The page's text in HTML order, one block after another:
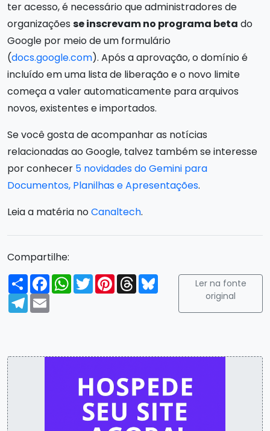
ter acesso, é necessário que administradores de
organizações se inscrevam no programa beta do
Google por meio de um formulário
(docs.google.com). Após a aprovação, o domínio é
incluído em uma lista de liberação e o novo limite
começa a valer automaticamente para arquivos
novos, existentes e importados.
Se você gosta de acompanhar as notícias
relacionadas ao Google, talvez também se interesse
por conhecer 5 novidades do Gemini para
Documentos, Planilhas e Apresentações.
Leia a matéria noCanaltech.
Compartilhe:
Compartilhar
FacebookWhatsApp
TwitterPinterest
ThreadsBluesky
Telegram
Email
Ler na fonte
original